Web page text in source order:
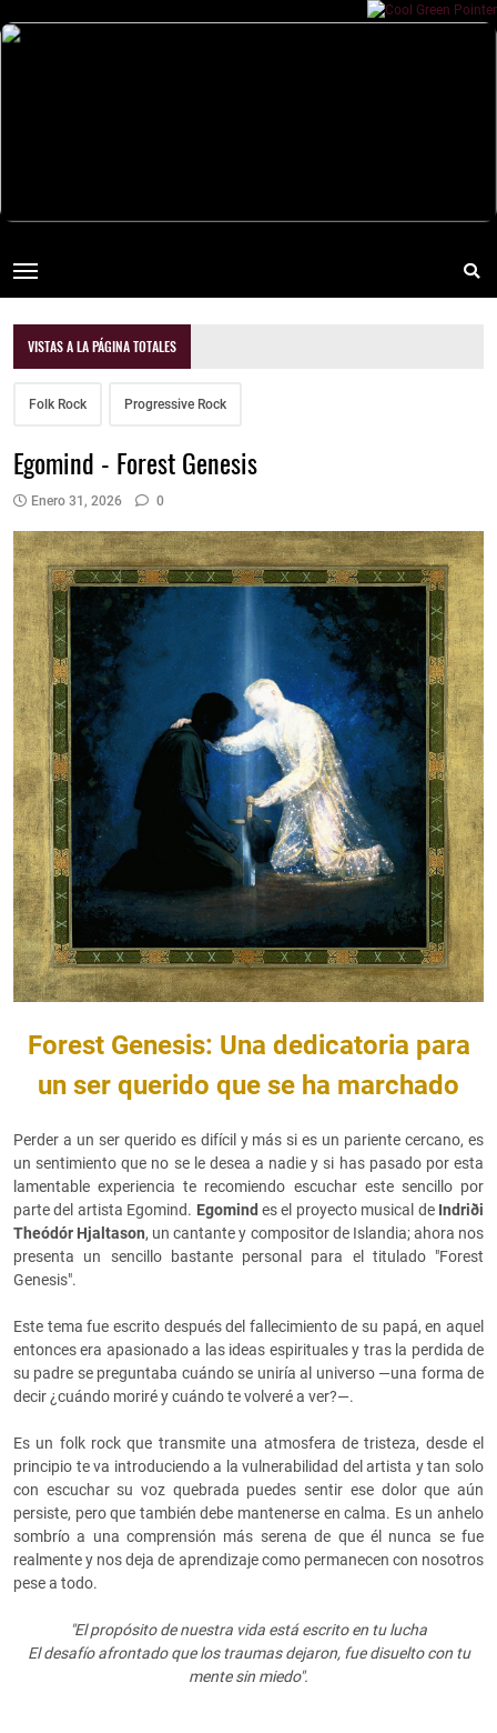
VISTAS A LA PÁGINA TOTALES
Folk Rock Progressive Rock
Egomind - Forest Genesis
Enero 31, 2026 0
Forest Genesis: Una dedicatoria para
un ser querido que se ha marchado
Perder a un ser querido es difícil y más si es un pariente cercano, es
un sentimiento que no se le desea a nadie y si has pasado por esta
lamentable experiencia te recomiendo escuchar este sencillo por
parte del artista Egomind. Egomind es el proyecto musical de Indriði
Theódór Hjaltason, un cantante y compositor de Islandia; ahora nos
presenta un sencillo bastante personal para el titulado "Forest
Genesis".
Este tema fue escrito después del fallecimiento de su papá, en aquel
entonces era apasionado a las ideas espirituales y tras la perdida de
su padre se preguntaba cuándo se uniría al universo —una forma de
decir ¿cuándo moriré y cuándo te volveré a ver?—.
Es un folk rock que transmite una atmosfera de tristeza, desde el
principio te va introduciendo a la vulnerabilidad del artista y tan solo
con escuchar su voz quebrada puedes sentir ese dolor que aún
persiste, pero que también debe mantenerse en calma. Es un anhelo
sombrío a una comprensión más serena de que él nunca se fue
realmente y nos deja de aprendizaje como permanecen con nosotros
pese a todo.
"El propósito de nuestra vida está escrito en tu lucha
El desafío afrontado que los traumas dejaron, fue disuelto con tu
mente sin miedo".